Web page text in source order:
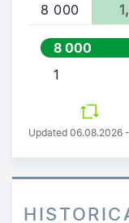
8 000
8 000
1
Updated 06.08.2026